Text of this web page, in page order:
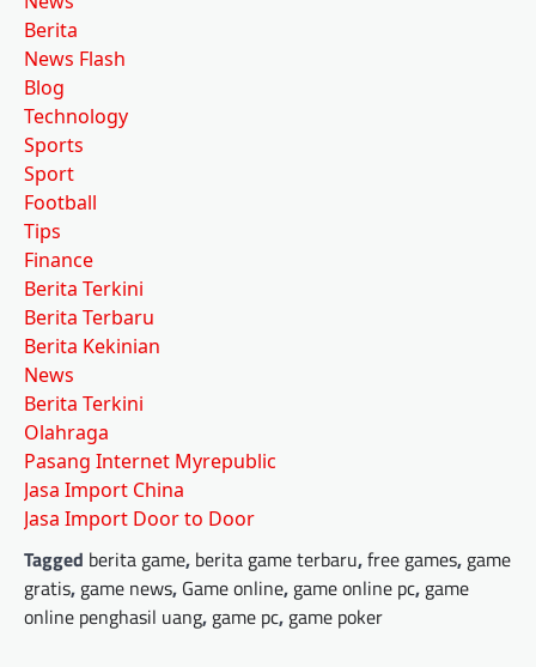
Berita
News Flash
Blog
Technology
Sports
Sport
Football
Tips
Finance
Berita Terkini
Berita Terbaru
Berita Kekinian
News
Berita Terkini
Olahraga
Pasang Internet Myrepublic
Jasa Import China
Jasa Import Door to Door
Tagged berita game, berita game terbaru,free games, game
gratis, game news, Game online, game online pc, game
online penghasil uang, game pc, game poker